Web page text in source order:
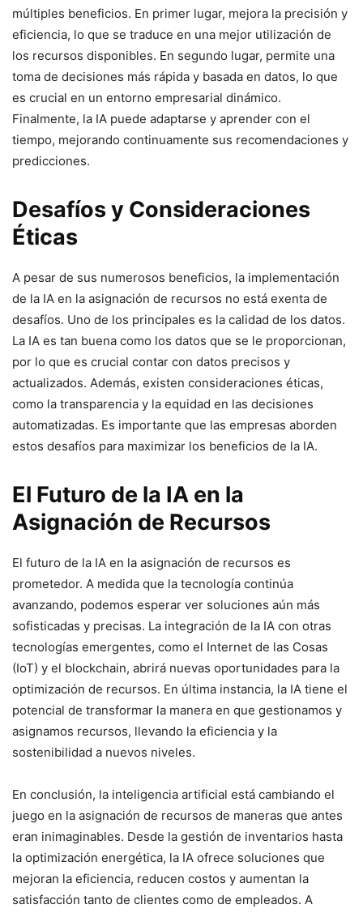
múltiples beneficios. En primer lugar, mejora la precisión y
eficiencia, lo que se traduce en una mejor utilización de
los recursos disponibles. En segundo lugar, permite una
toma de decisiones más rápida y basada en datos, lo que
es crucial en un entorno empresarial dinámico.
Finalmente, la IA puede adaptarse y aprender con el
tiempo, mejorando continuamente sus recomendaciones y
predicciones.
Desafíos y Consideraciones
Éticas
A pesar de sus numerosos beneficios, la implementación
de la IA en la asignación de recursos no está exenta de
desafíos. Uno de los principales es la calidad de los datos.
La IA es tan buena como los datos que se le proporcionan,
por lo que es crucial contar con datos precisos y
actualizados. Además, existen consideraciones éticas,
como la transparencia y la equidad en las decisiones
automatizadas. Es importante que las empresas aborden
estos desafíos para maximizar los beneficios de la IA.
El Futuro de la IA en la
Asignación de Recursos
El futuro de la IA en la asignación de recursos es
prometedor. A medida que la tecnología continúa
avanzando, podemos esperar ver soluciones aún más
sofisticadas y precisas. La integración de la IA con otras
tecnologías emergentes, como el Internet de las Cosas
(IoT) y el blockchain, abrirá nuevas oportunidades para la
optimización de recursos. En última instancia, la IA tiene el
potencial de transformar la manera en que gestionamos y
asignamos recursos, llevando la eficiencia y la
sostenibilidad a nuevos niveles.
En conclusión, la inteligencia artificial está cambiando el
juego en la asignación de recursos de maneras que antes
eran inimaginables. Desde la gestión de inventarios hasta
la optimización energética, la IA ofrece soluciones que
mejoran la eficiencia, reducen costos y aumentan la
satisfacción tanto de clientes como de empleados. A